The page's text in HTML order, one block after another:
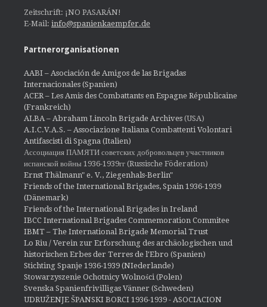
Zeitschrift: ¡NO PASARÁN!
E-Mail: info@spanienkaempfer.de
Partnerorganisationen
AABI – Asociación de Amigos de las Brigadas
Internacionales (Spanien)
ACER – Les Amis des Combattants en Espagne Républicaine
(Frankreich)
ALBA – Abraham Lincoln Brigade Archives (USA)
A.I.C.V.A.S. – Associazione Italiana Combattenti Volontari
Antifascisti di Spagna (Italien)
Ассоциация ПАМЯТИ советских добровольцев участников
испанской войны 1936-1939гг (Russische Föderation)
Ernst Thälmann" e. V., Ziegenhals-Berlin"
Friends of the International Brigades, Spain 1936-1939
(Dänemark)
Friends of the International Brigades in Ireland
IBCC International Brigades Commemoration Commitee
IBMT – The International Brigade Memorial Trust
Lo Riu / Verein zur Erforschung des archäologischen und
historischen Erbes der Terres de l'Ebro (Spanien)
Stichting Spanje 1936-1939 (NIederlande)
Stowarzyszenie Ochotnicy Wolności (Polen)
Svenska Spanienfrivilligas Vänner (Schweden)
UDRUŽENJE ŠPANSKI BORCI 1936-1939 - ASOCIACION